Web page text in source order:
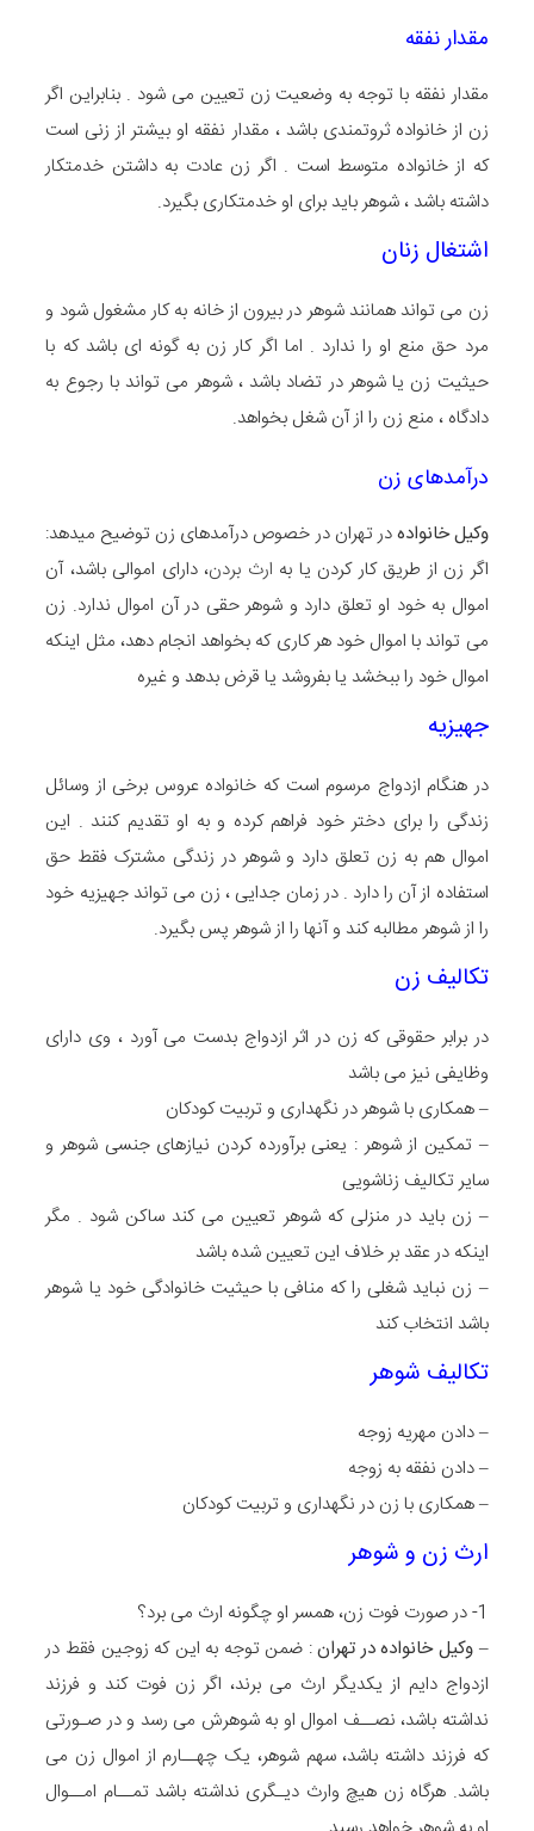
مقدار نفقه
مقدار نفقه با توجه به وضعیت زن تعیین می شود . بنابراین اگر
زن از خانواده ثروتمندی باشد ، مقدار نفقه او بیشتر از زنی است
که از خانواده متوسط است . اگر زن عادت به داشتن خدمتکار
داشته باشد ، شوهر باید برای او خدمتکاری بگیرد.
اشتغال زنان
زن می تواند همانند شوهر در بیرون از خانه به کار مشغول شود و
مرد حق منع او را ندارد . اما اگر کار زن به گونه ای باشد که با
حیثیت زن یا شوهر در تضاد باشد ، شوهر می تواند با رجوع به
دادگاه ، منع زن را از آن شغل بخواهد.
درآمدهای زن
وکیل خانوادهدر تهران در خصوص درآمدهای زن توضیح میدهد:
اگر زن از طریق کار کردن یا به ارث بردن، دارای اموالی باشد، آن
اموال به خود او تعلق دارد و شوهر حقی در آن اموال ندارد. زن
می تواند با اموال خود هر کاری که بخواهد انجام دهد، مثل اینکه
اموال خود را ببخشد یا بفروشد یا قرض بدهد و غیره
جهیزیه
در هنگام ازدواج مرسوم است که خانواده عروس برخی از وسائل
زندگی را برای دختر خود فراهم کرده و به او تقدیم کنند . این
اموال هم به زن تعلق دارد و شوهر در زندگی مشترک فقط حق
استفاده از آن را دارد . در زمان جدایی ، زن می تواند جهیزیه خود
را از شوهر مطالبه کند و آنها را از شوهر پس بگیرد.
تکالیف زن
در برابر حقوقی که زن در اثر ازدواج بدست می آورد ، وی دارای
وظایفی نیز می باشد
– همکاری با شوهر در نگهداری و تربیت کودکان
– تمکین از شوهر : یعنی برآورده کردن نیازهای جنسی شوهر و
سایر تکالیف زناشویی
– زن باید در منزلی که شوهر تعیین می کند ساکن شود . مگر
اینکه در عقد بر خلاف این تعیین شده باشد
– زن نباید شغلی را که منافی با حیثیت خانوادگی خود یا شوهر
باشد انتخاب کند
تکالیف شوهر
– دادن مهریه زوجه
– دادن نفقه به زوجه
– همکاری با زن در نگهداری و تربیت کودکان
ارث زن و شوهر
1- در صورت فوت زن، همسر او چگونه ارث می برد؟
– وکیل خانواده در تهران: ضمن توجه به این که زوجین فقط در
ازدواج دایم از یکدیگر ارث می برند، اگر زن فوت کند و فرزند
نداشته باشد، نصــف اموال او به شوهرش می رسد و در صـورتی
که فرزند داشته باشد، سهم شوهر، یک چهــارم از اموال زن می
باشد. هرگاه زن هیچ وارث دیـگری نداشته باشد تمــام امــوال